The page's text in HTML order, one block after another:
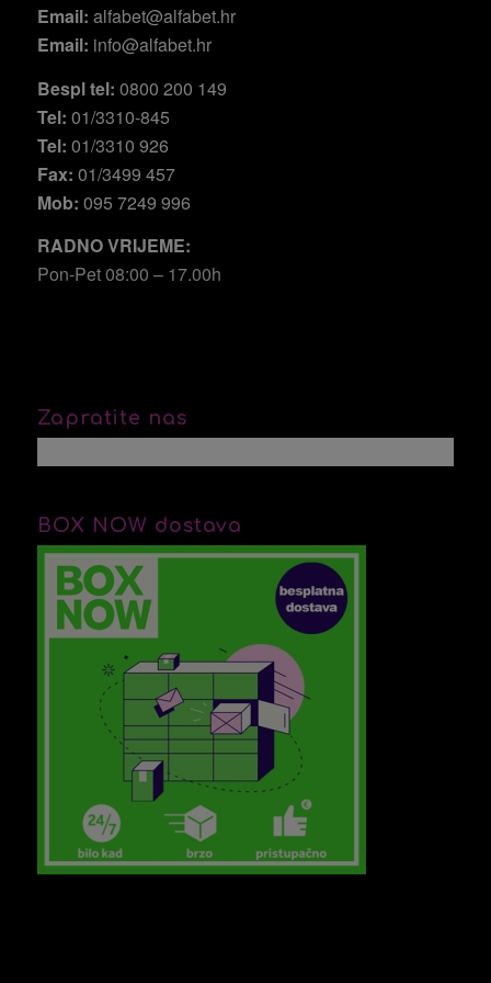
Email: alfabet@alfabet.hr
Email: info@alfabet.hr
Bespl tel: 0800 200 149
Tel: 01/3310-845
Tel: 01/3310 926
Fax: 01/3499 457
Mob: 095 7249 996
RADNO VRIJEME:
Pon-Pet 08:00 – 17.00h
Zapratite nas
BOX NOW dostava